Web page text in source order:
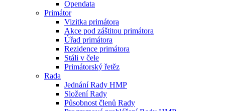
Opendata
Primátor
Vizitka primátora
Akce pod záštitou primátora
Úřad primátora
Rezidence primátora
Stáli v čele
Primátorský řetěz
Rada
Jednání Rady HMP
Složení Rady
Působnost členů Rady